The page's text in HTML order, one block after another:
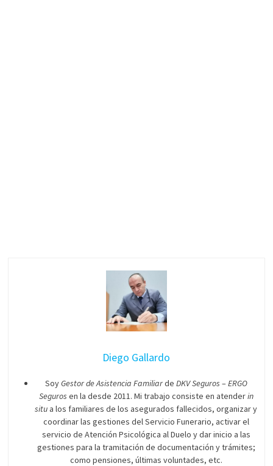
Diego Gallardo
SoyGestor de Asistencia Familiarde DKV Seguros –ERGO
Seguros en la desde 2011. Mi trabajo consiste en atenderin
situ a los familiares de los asegurados fallecidos, organizar y
coordinar las gestiones del Servicio Funerario, activar el
servicio de Atención Psicológica al Duelo y dar inicio a las
gestiones para la tramitación de documentación y trámites;
como pensiones, últimas voluntades, etc.